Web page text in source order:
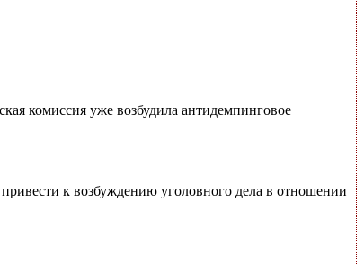
комиссия уже возбудила антидемпинговое
к возбуждению уголовного дела в отношении